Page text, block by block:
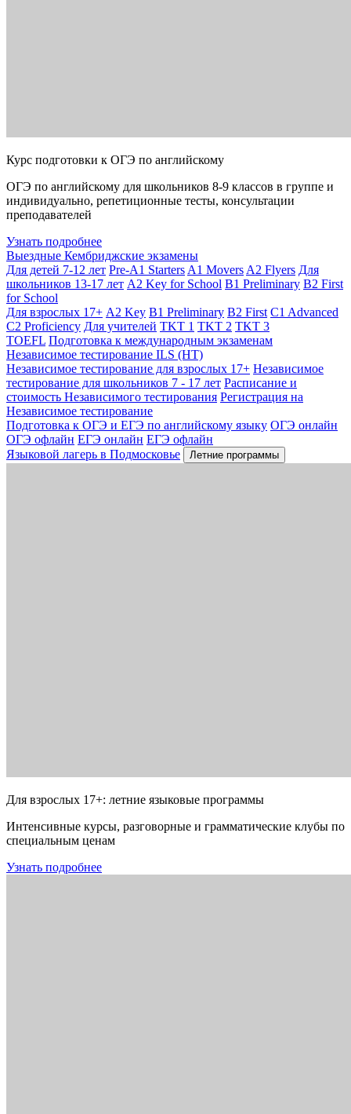
Курс подготовки к ОГЭ по английскому
ОГЭ по английскому для школьников 8-9 классов в группе и
индивидуально, репетиционные тесты, консультации
преподавателей
Узнать подробнее
Выездные Кембриджские экзамены
Для детей 7-12 лет Pre-A1 Starters A1 Movers A2 Flyers Для
школьников 13-17 лет A2 Key for School B1 Preliminary B2 First
for School
Для взрослых 17+ A2 Key B1 Preliminary B2 First C1 Advanced
C2 Proficiency Для учителей TKT 1 TKT 2 TKT 3
TOEFL Подготовка к международным экзаменам
Независимое тестирование ILS (НТ)
Независимое тестирование для взрослых 17+ Независимое
тестирование для школьников 7 - 17 лет Расписание и
стоимость Независимого тестирования Регистрация на
Независимое тестирование
Подготовка к ОГЭ и ЕГЭ по английскому языку ОГЭ онлайн
ОГЭ офлайн ЕГЭ онлайн ЕГЭ офлайн
Языковой лагерь в Подмосковье
Летние программы
Для взрослых 17+: летние языковые программы
Интенсивные курсы, разговорные и грамматические клубы по
специальным ценам
Узнать подробнее